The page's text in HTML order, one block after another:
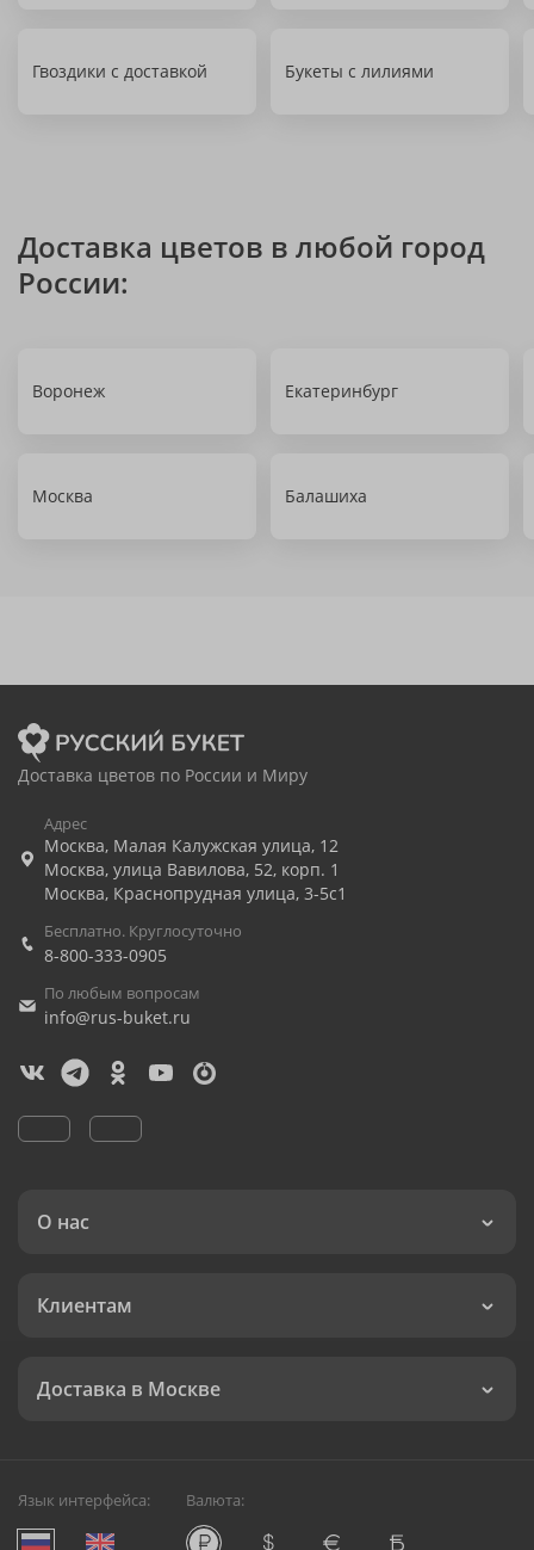
Гвоздики с доставкой Букеты с лилиями
Доставка цветов в любой город
России:
Воронеж Екатеринбург
Москва Балашиха
Доставка цветов по России и Миру
Адрес
Москва, Малая Калужская улица, 12
Москва, улица Вавилова, 52, корп. 1
Москва, Краснопрудная улица, 3-5с1
Бесплатно. Круглосуточно
8-800-333-0905
По любым вопросам
info@rus-buket.ru
О нас
Клиентам
Доставка в Москве
Язык интерфейса: Валюта: